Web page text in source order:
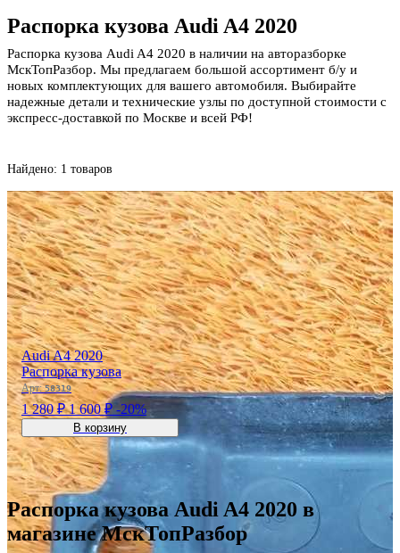
Распорка кузова Audi A4 2020
Распорка кузова Audi A4 2020 в наличии на авторазборке
МскТопРазбор. Мы предлагаем большой ассортимент б/у и
новых комплектующих для вашего автомобиля. Выбирайте
надежные детали и технические узлы по доступной стоимости с
экспресс-доставкой по Москве и всей РФ!
Найдено: 1 товаров
Audi A4 2020
Распорка кузова
Арт:58319
1 280 ₽1 600 ₽-20%
В корзину
Распорка кузова Audi A4 2020 в
магазине МскТопРазбор